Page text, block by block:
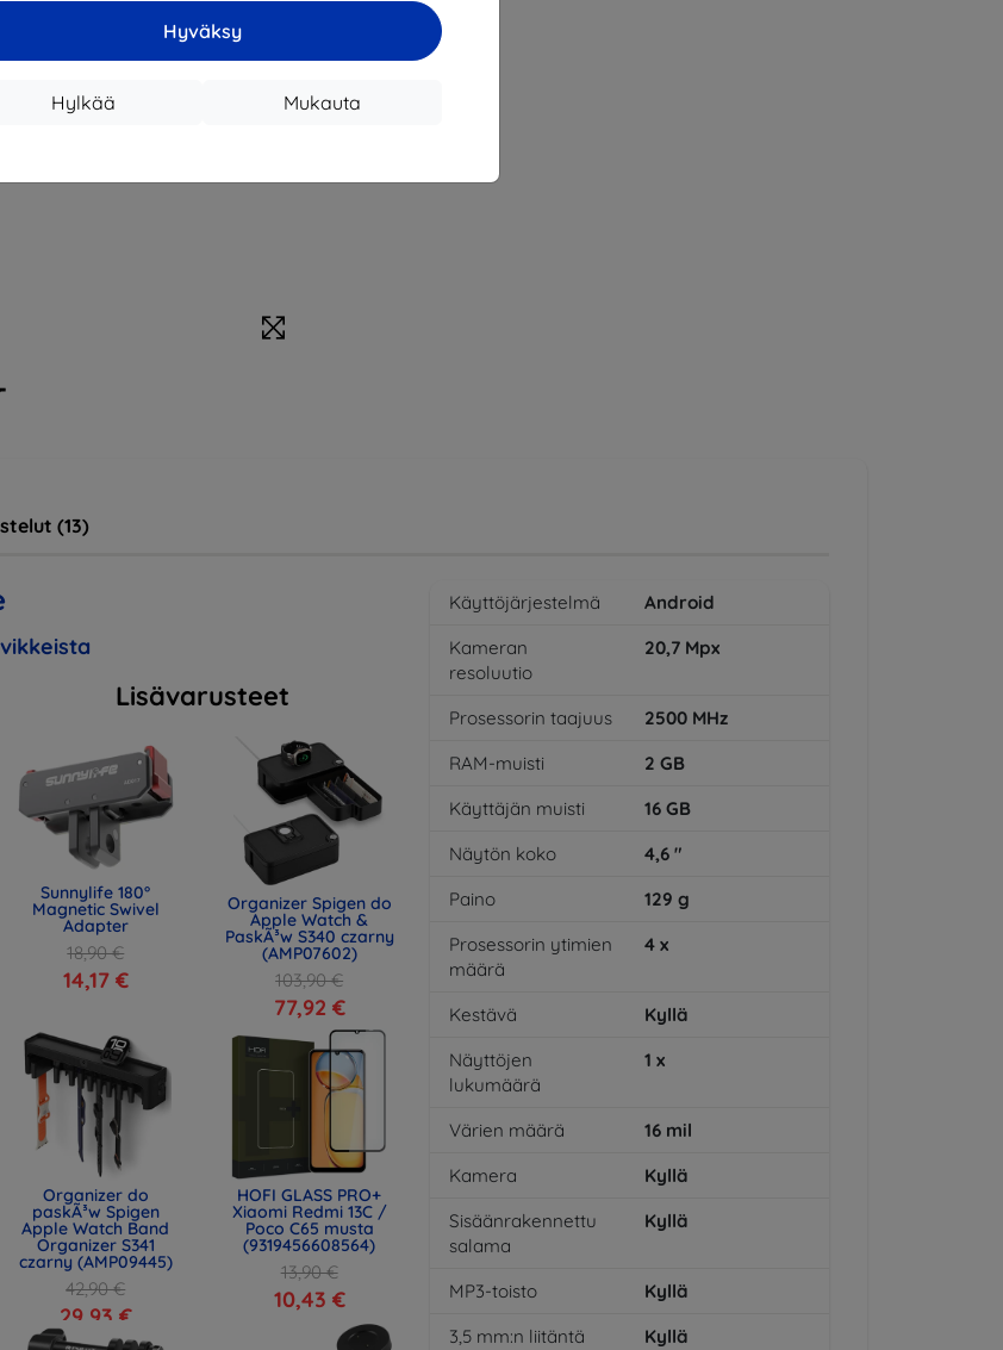
Hyväksy
Mukauta
Hylkää
(13)
Lisävarusteet
Sunnylife 180°
Magnetic Swivel
Adapter
18,90 €
14,17 €
Organizer Spigen do
Apple Watch &
PaskÃ³w S340 czarny
(AMP07602)
103,90 €
77,92 €
Organizer do
paskÃ³w Spigen
Apple Watch Band
Organizer S341
czarny (AMP09445)
42,90 €
29,93 €
HOFI GLASS PRO+
Xiaomi Redmi 13C /
Poco C65 musta
(9319456608564)
13,90 €
10,43 €
Käyttöjärjestelmä
Android
Kameran
resoluutio
20,7 Mpx
Prosessorin taajuus 2500 MHz
RAM-muisti
2 GB
Käyttäjän muisti
16 GB
Näytön koko
4,6 "
Paino
129 g
Prosessorin ytimien
määrä
4 x
Kestävä
Kyllä
Näyttöjen
lukumäärä
1 x
Värien määrä 16 mil
Kamera
Kyllä
Sisäänrakennettu
salama
Kyllä
MP3-toisto
Kyllä
3,5 mm:n liitäntä
Kyllä